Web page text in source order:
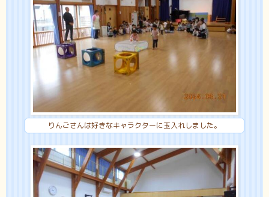
りんごさんは好きなキャラクターに玉入れしました。